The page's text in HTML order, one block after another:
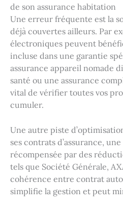
de son assurance habitation
Une erreur fréquente est la
déjà couvertes ailleurs. Par
électroniques peuvent
incluse dans une garantie
assurance appareil nomade
santé ou une assurance
vital de vérifier toutes vos
cumuler.
Une autre piste
ses contrats d’assurance,
récompensée par des
tels que Société Générale,
cohérence entre contrat
simplifie la gestion et peut